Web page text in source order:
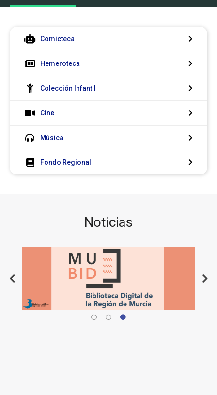
Comicteca
Hemeroteca
Colección Infantil
Cine
Música
Fondo Regional
Noticias